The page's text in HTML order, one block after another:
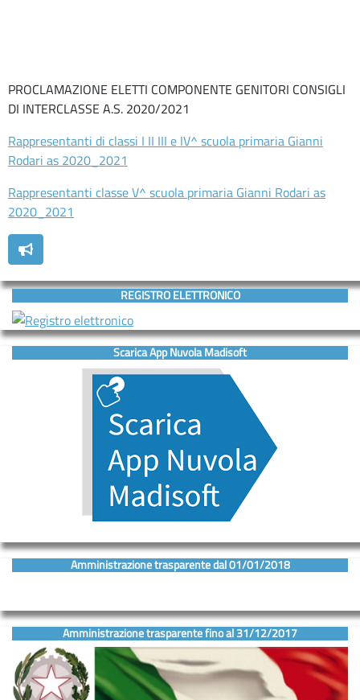
Segreteria
–
URP
PROCLAMAZIONE ELETTI COMPONENTE GENITORI CONSIGLI
DI INTERCLASSE A.S. 2020/2021
Rappresentanti di classi I II III e IV^ scuola primaria Gianni
Rodari as 2020_2021
Rappresentanti classe V^ scuola primaria Gianni Rodari as
2020_2021
REGISTRO ELETTRONICO
Scarica App Nuvola Madisoft
Amministrazione trasparente dal 01/01/2018
Amministrazione trasparente fino al 31/12/2017